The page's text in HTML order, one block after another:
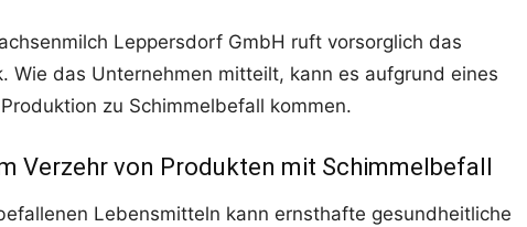
Leppersdorf GmbH ruft vorsorglich das
Wie das Unternehmen mitteilt, kann es aufgrund eines
zu Schimmelbefall kommen.
Verzehr von Produkten mit Schimmelbefall
Lebensmitteln kann ernsthafte gesundheitliche